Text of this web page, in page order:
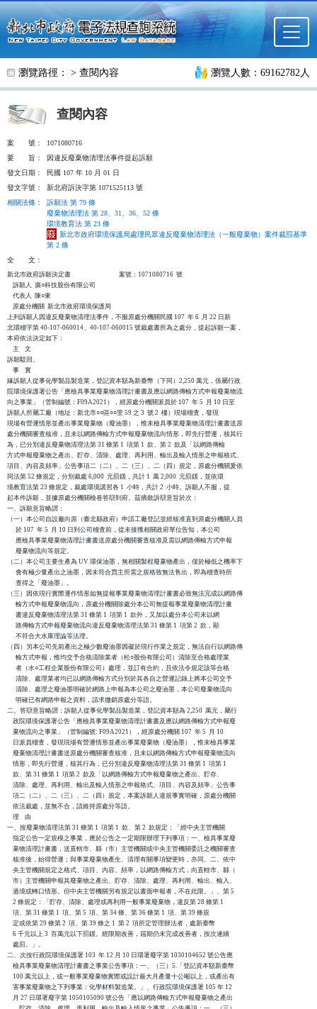
跳至主要內容
瀏覽路徑： > 查閱內容 瀏覽人數：69162782人
查閱內容
案 號：
1071080716
要
旨：
因違反廢棄物清理法事件提起訴願
發文日期：
民國 107 年 10 月 01 日
發文字號：
新北府訴決字第 1071525113 號
相關法條 ：
訴願法 第 79 條
廢棄物清理法 第 28、31、36、52 條
環境教育法 第 23 條
新北市政府環境保護局處理民眾違反廢棄物清理法（一般廢棄物）案件裁罰基準
第 2 條
全
文：
新北市政府訴願決定書                                  案號：1071080716  號
    訴願人  廣○科技股份有限公司
    代表人  陳○東
    原處分機關  新北市政府環境保護局
上列訴願人因違反廢棄物清理法事件，不服原處分機關民國 107  年 6  月 22 日新
北環稽字第 40-107-060014、40-107-060015 號裁處書所為之處分，提起訴願一案，
本府依法決定如下：
    主    文
訴願駁回。
    事    實
緣訴願人從事化學製品製造業，登記資本額為新臺幣（下同）2,250 萬元，係屬行政
院環境保護署公告「應檢具事業廢棄物清理計畫書及應以網路傳輸方式申報廢棄物流
向之事業」（管制編號：F09A2021），經原處分機關派員於 107  年 5  月 10 日至
訴願人所屬工廠（地址：新北市○○區○○里 59 之 3  號 2  樓）現場稽查，發現
現場有營運情形並產出事業廢棄物（廢油墨），惟未檢具事業廢棄物清理計畫書送原
處分機關審查核准，且未以網路傳輸方式申報廢棄物流向情形，即先行營運，核其行
為，已分別違反廢棄物清理法第 31 條第 1  項第 1  款、第 2  款及「以網路傳輸
方式申報廢棄物之產出、貯存、清除、處理、再利用、輸出及輸入情形之申報格式、
項目、內容及頻率」公告事項二（二）、二（三）、二（四）規定，原處分機關爰依
同法第 52 條規定，分別裁處 6,000  元罰鍰，共計 1  萬 2,000  元罰鍰，並依環
境教育法第 23 條規定，裁處環境講習各 1  小時，共計 2  小時。訴願人不服，提
起本件訴願，並據原處分機關檢卷答辯到府。茲摘敘訴辯意旨於次：
一、訴願意旨略謂：
（一）本公司自設廠向原（臺北縣政府）申請工廠登記並經核准直到原處分機關人員
      於 107  年 5  月 10 日到公司稽查前，從未接獲相關政府單位告知，本公司
      應檢具事業廢棄物清理計畫書送原處分機關審查核准及需以網路傳輸方式申報
      廢棄物流向等規定。
（二）本公司主要生產為 UV 環保油墨，無相關製程廢棄物產出，僅於極低之機率下
      會有極少量產出之油墨，因未符合買主所需之規格致無法售出，即為稽查時所
      查得之「廢油墨」。
（三）因依現行實際運作情形如無提報事業廢棄物清理計畫書必致無法完成以網路傳
      輸方式申報廢棄物流向，原處分機關除處分本公司無提報事業廢棄物清理計畫
      書違反廢棄物清理法第 31 條第 1  項第 1  款外，又加以處分本公司未以網
      路傳輸方式申報廢棄物流向違反廢棄物清理法第 31 條第 1  項第 2  款，顯
      不符合大水庫理論等法理。
（四）另本公司先前產出之極少數廢油墨因礙於現行作業之規定，無法自行以網路傳
      輸方式申報，惟均交予合格清除業者（松○股份有限公司）清除至合格處理業
      者（水○工程企業股份有限公司）處理，並訂有合約，且依法令規定該等合格
      清除、處理業者均已以網路傳輸方式分別於其各自之營運記錄上將本公司交予
      清除、處理之廢油墨明確於網路上申報為本公司之廢油墨，本公司廢棄物流向
      明確已有網路申報之資料，請求撤銷原處分等語。
二、答辯意旨略謂：訴願人從事化學製品製造業，登記資本額為 2,250  萬元，屬行
    政院環境保護署公告「應檢具事業廢棄物清理計畫書及應以網路傳輸方式申報廢
    棄物流向之事業」（管制編號: F09A2021），經原處分機關 107  年 5  月 10
    日派員稽查，發現現場有營運情形並產出事業廢棄物（廢油墨），惟未檢具事業
    廢棄物清理計畫書送原處分機關審查核准，且未以網路傳輸方式申報廢棄物流向
    情形，即先行營運，核其行為，已分別違反廢棄物清理法第 31 條第 1  項第 1
    款、第 31 條第 1  項第 2  款及「以網路傳輸方式申報廢棄物之產出、貯存、
    清除、處理、再利用、輸出及輸入情形之申報格式、項目、內容及頻率」公告事
    項二（二）、二（三）、二（四）規定，本案訴願人違規事實明確，原處分機關
    依法裁處，並無不合，請維持原處分等語。
    理    由
一、按廢棄物清理法第 31 條第 1  項第 1  款、第 2  款規定：「經中央主管機關
    指定公告一定規模之事業，應於公告之一定期限辦理下列事項：一、檢具事業廢
    棄物清理計畫書，送直轄市、縣（市）主管機關或中央主管機關委託之機關審查
    核准後，始得營運；與事業廢棄物產生、清理有關事項變更時，亦同。二、依中
    央主管機關規定之格式、項目、內容、頻率，以網路傳輸方式，向直轄市、縣（
    市）主管機關申報其廢棄物之產出、貯存、清除、處理、再利用、輸出、輸入、
    過境或轉口情形。但中央主管機關另有規定以書面申報者，不在此限。」、第 5
    2 條規定：「貯存、清除、處理或再利用一般事業廢棄物，違反第 28 條第 1
    項、第 31 條第 1  項、第 5  項、第 34 條、第 36 條第 1  項、第 39 條規
    定或依第 29 條第 2  項、第 39 條之 1  第 2  項所定管理辦法者，處新臺幣
    6 千元以上 3  百萬元以下罰鍰。經限期改善，屆期仍未完成改善者，按次連續
    處罰。」。
二、次按行政院環境保護署 103  年 12 月 10 日環署廢字第 1030104652 號公告應
    檢具事業廢棄物清理計畫書之事業公告事項：一、（三）5.「登記資本額新臺幣
    100 萬元以上，或一般事業廢棄物實際或設計最大月產量十公噸以上，或產出有
    害事業廢棄物之下列事業：化學材料製造業。」、行政院環境保護署 105 年 12
    月 27 日環署廢字第 1050105090 號公告「應以網路傳輸方式申報廢棄物之產出